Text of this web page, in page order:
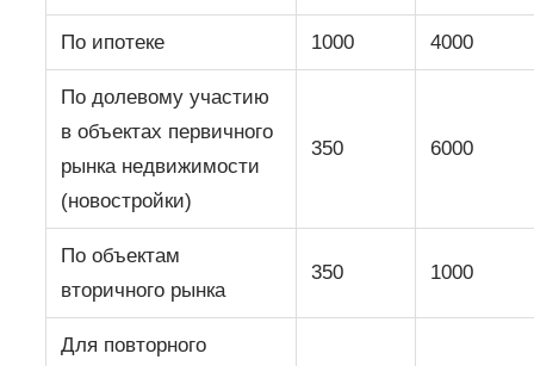
По ипотеке 1000 4000
По долевому участию
в объектах первичного
рынка недвижимости
(новостройки)
350 6000
По объектам
вторичного рынка
350 1000
Для повторного